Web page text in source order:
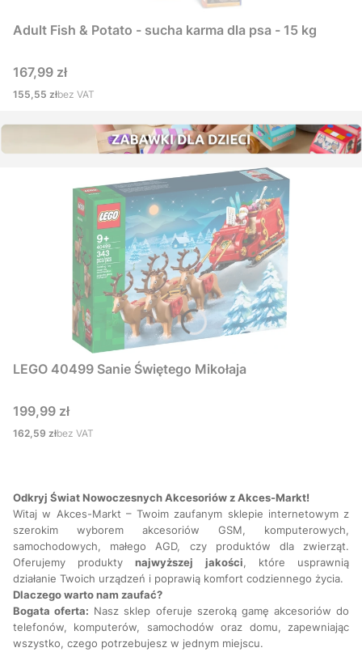
Adult Fish & Potato - sucha karma dla psa - 15 kg
Cena
167,99 zł
Cena
155,55 złbez VAT
LEGO 40499 Sanie Świętego Mikołaja
Cena
199,99 zł
Cena
162,59 złbez VAT
Odkryj Świat Nowoczesnych Akcesoriów z Akces-Markt!
Witaj w Akces-Markt – Twoim zaufanym sklepie internetowym z
szerokim wyborem akcesoriów GSM, komputerowych,
samochodowych, małego AGD, czy produktów dla zwierząt.
Oferujemy produkty najwyższej jakości, które usprawnią
działanie Twoich urządzeń i poprawią komfort codziennego życia.
Dlaczego warto nam zaufać?
Bogata oferta: Nasz sklep oferuje szeroką gamę akcesoriów do
telefonów, komputerów, samochodów oraz domu, zapewniając
wszystko, czego potrzebujesz w jednym miejscu.